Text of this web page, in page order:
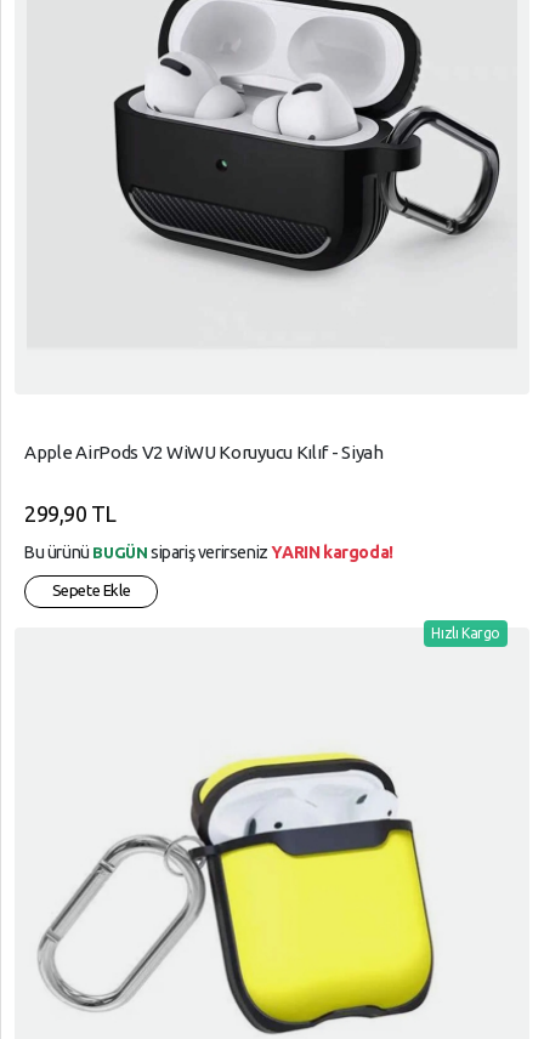
Apple AirPods V2 WiWU Koruyucu Kılıf - Siyah
299,90 TL
Bu ürünü BUGÜN sipariş verirsenizYARIN kargoda!
Sepete Ekle
Hızlı Kargo